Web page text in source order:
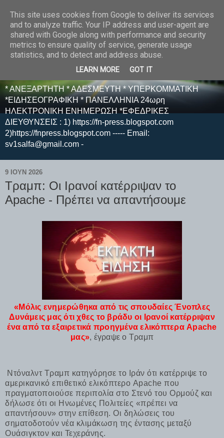
E F E N P R E S S -
ΗΛΕΚΤΡΟΝΙΚΗ
ΕΦΗΜΕΡΙΔΑ
* ΑΝΕΞΑΡΤΗΤΗ * ΑΔΕΣΜΕΥΤΗ * ΥΠΕΡΚΟΜΜΑΤΙΚΗ
*ΕΙΔΗΣΕΟΓΡΑΦΙΚΗ * ΠΑΝΕΛΛΗΝΙΑ 24ωρη
ΗΛΕΚΤΡΟΝΙΚΗ ΕΝΗΜΕΡΩΣΗ *ΕΦΕΔΡΙΚΕΣ
ΔΙΕΥΘΥΝΣΕΙΣ : 1) https://fn-press.blogspot.com
2)https://fnpress.blogspot.com ----- Email:
sv1salfa@gmail.com -
9 ΙΟΥΝ 2026
Τραμπ: Οι Ιρανοί κατέρριψαν το
Apache - Πρέπει να απαντήσουμε
«Μόλις ενημερώθηκα από τις σπουδαίες Ένοπλες
Δυνάμεις μας ότι χθες το βράδυ οι Ιρανοί κατέρριψαν
ένα από τα εξαιρετικά προηγμένα ελικόπτερα Apache
μας», έγραψε ο Τραμπ
Ντόναλντ Τραμπ κατηγόρησε το Ιράν ότι κατέρριψε το
αμερικανικό επιθετικό ελικόπτερο Apache που
πραγματοποιούσε περιπολία στο Στενό του Ορμούζ και
δήλωσε ότι οι Ηνωμένες Πολιτείες «πρέπει να
απαντήσουν» στην επίθεση. Οι δηλώσεις του
σηματοδοτούν νέα κλιμάκωση της έντασης μεταξύ
Ουάσιγκτον και Τεχεράνης.
This site uses cookies from Google to deliver its services
and to analyze traffic. Your IP address and user-agent are
shared with Google along with performance and security
metrics to ensure quality of service, generate usage
statistics, and to detect and address abuse.
LEARN MORE GOT IT